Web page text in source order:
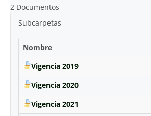
2 Documentos
Subcarpetas
Nombre
Vigencia 2019
Vigencia 2020
Vigencia 2021